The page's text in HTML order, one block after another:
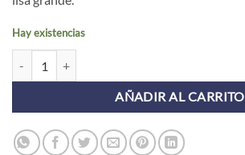
Hay existencias
AÑADIR AL CARRITO